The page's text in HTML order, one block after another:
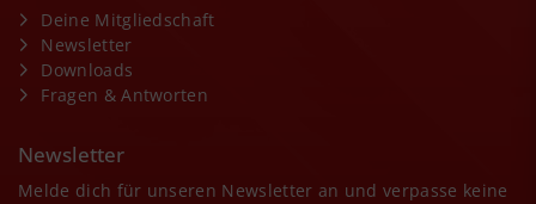
Deine Mitgliedschaft
Newsletter
Downloads
Fragen & Antworten
Newsletter
Melde dich für unseren Newsletter an und verpasse keine